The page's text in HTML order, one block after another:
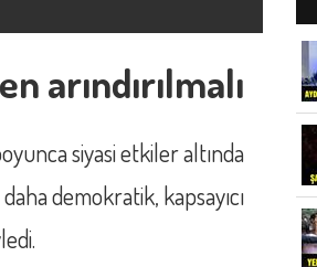
arındırılmalı
siyasi etkiler altında
daha demokratik, kapsayıcı